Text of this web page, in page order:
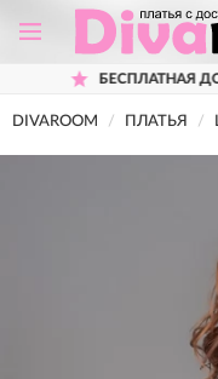
ДОСТАВКАОТ 3500
DIVAROOM ПЛАТЬЯ